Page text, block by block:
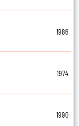
1986
1974
1990